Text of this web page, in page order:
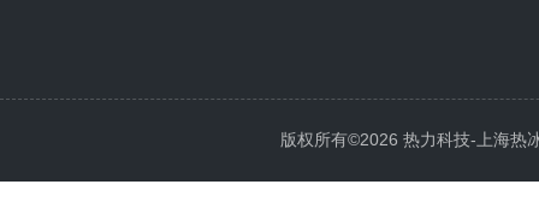
版权所有©2026 热力科技-上海